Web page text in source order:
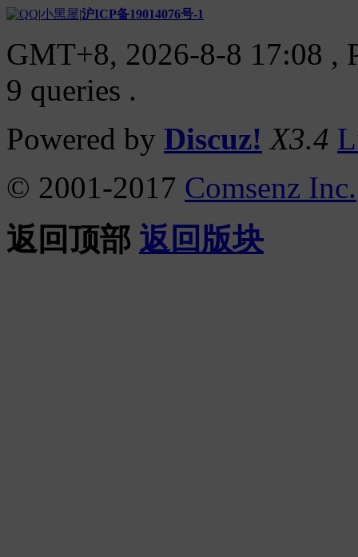
|小黑屋|沪ICP备19014076号-1
GMT+8, 2026-8-8 17:08 ,
9 queries .
Powered by Discuz! X3.4
© 2001-2017 Comsenz Inc.
返回顶部 返回版块